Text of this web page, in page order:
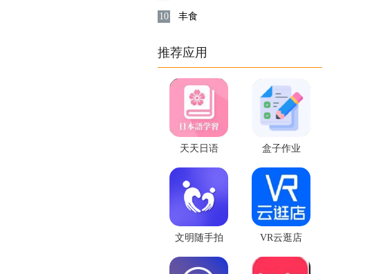
10 丰食
推荐应用
天天日语 盒子作业
文明随手拍 VR云逛店